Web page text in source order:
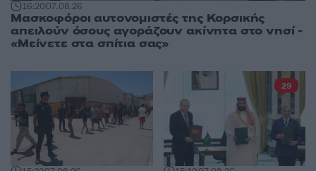
16:2007.08.26
Μασκοφόροι αυτονομιστές της Κορσικής
απειλούν όσους αγοράζουν ακίνητα στο νησί -
«Μείνετε στα σπίτια σας»
29